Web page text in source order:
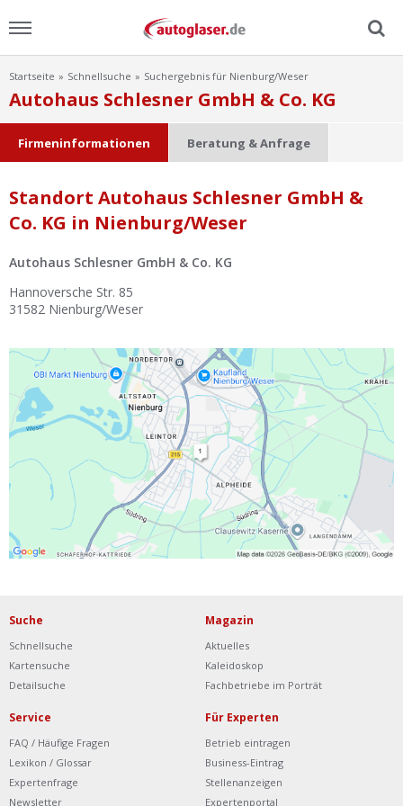
Menu
Home
Ratgeber
Scheibensuche
FAQ
Lexikon
Ist Ihre Werkstatt schon dabei?
Kostenlos eintragen
Werkstatt Login
Startseite Schnellsuche Suchergebnis für Nienburg/Weser
Autohaus Schlesner GmbH & Co. KG
Firmeninformationen Beratung & Anfrage
Standort Autohaus Schlesner GmbH &
Co. KG in Nienburg/Weser
Autohaus Schlesner GmbH & Co. KG
Hannoversche Str. 85
31582 Nienburg/Weser
Suche
Schnellsuche
Kartensuche
Detailsuche
Magazin
Aktuelles
Kaleidoskop
Fachbetriebe im Porträt
Service
FAQ / Häufige Fragen
Lexikon / Glossar
Expertenfrage
Newsletter
Für Experten
Betrieb eintragen
Business-Eintrag
Stellenanzeigen
Expertenportal